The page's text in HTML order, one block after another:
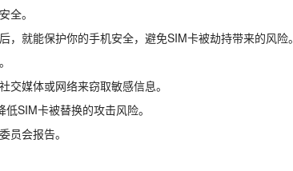
全。
就能保护你的手机安全，避免SIM卡被劫持带来的风险。
媒体或网络来窃取敏感信息。
SIM卡被替换的攻击风险。
员会报告。